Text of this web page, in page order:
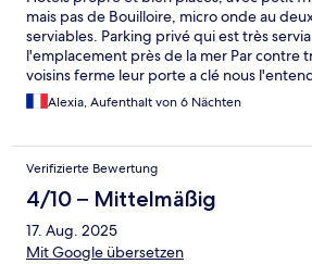
mais pas de Bouilloire, micro onde au
serviables. Parking privé qui est très
l'emplacement près de la mer Par contre
voisins ferme leur porte a clé nous
Des bruits de choses qui tombe a
matin ou le soir. Ce qui nous reveille ou
le sommeil lourd
Alexia, Aufenthalt von 6 Nächten
Verifizierte Bewertung
4/10 – Mittelmäßig
17. Aug. 2025
Mit Google übersetzen